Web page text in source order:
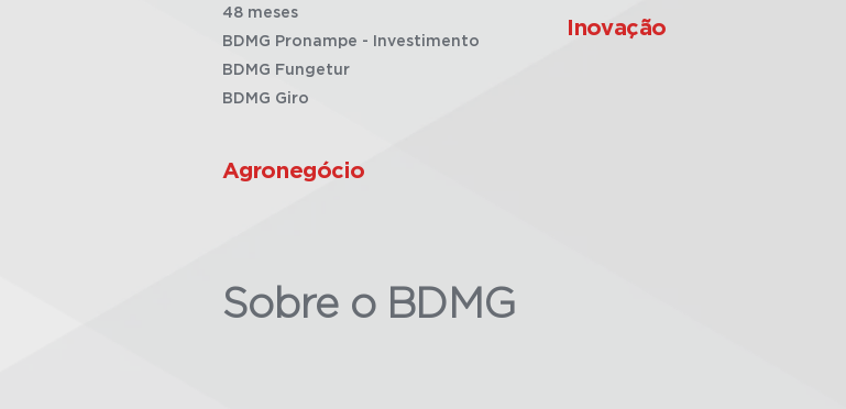
48 meses
BDMG Pronampe - Investimento
BDMG Fungetur
BDMG Giro
Agronegócio
Inovação
Sobre o BDMG